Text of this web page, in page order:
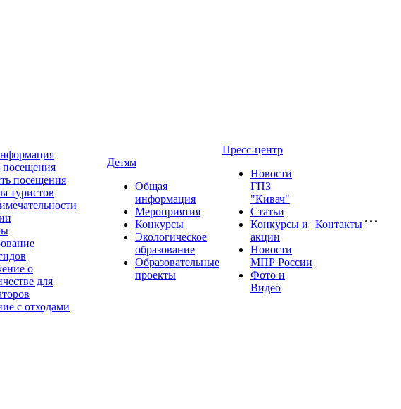
посещения
туристов
о
для
с отходами
Детям
Общая
информация
Мероприятия
Конкурсы
Экологическое
образование
Образовательные
проекты
Пресс-центр
Новости
ГПЗ
"Кивач"
Статьи
Конкурсы и
акции
Новости
МПР России
Фото и
Видео
Контакты